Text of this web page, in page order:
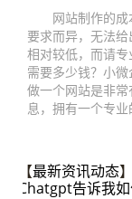
网站制作的
要求而异，无法
相对较低，而请
需要多少钱？小微
做一个网站是非
息，拥有一个专业
【最新资讯动态】
Chatgpt告诉我